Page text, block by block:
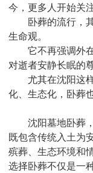
今，更多人开始关
卧葬的流行，
生命观。
它不再强调外
对逝者安静长眠的尊
尤其在沈阳这
化、生态化，卧葬
沈阳墓地卧葬
既包含传统入土为
殡葬、生态环境和
选择卧葬不仅是一